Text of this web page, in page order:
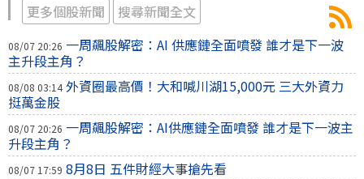
更多個股新聞 搜尋新聞全文
08/07 20:26 一周飆股解密：AI 供應鏈全面噴發 誰才是下一波
主升段主角？
08/08 03:14 外資圈最高價！大和喊川湖15,000元 三大外資力
挺萬金股
08/07 20:26 一周飆股解密：AI供應鏈全面噴發 誰才是下一波主
升段主角？
08/07 17:59 8月8日 五件財經大事搶先看